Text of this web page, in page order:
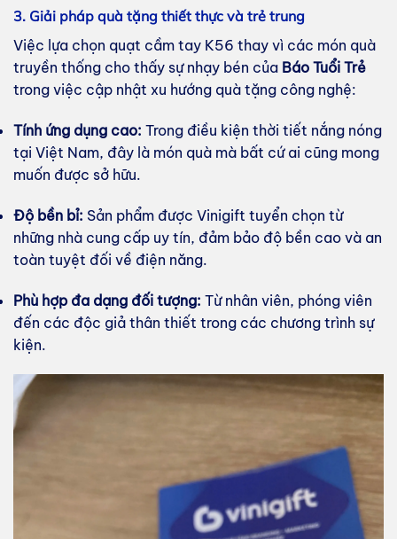
3. Giải pháp quà tặng thiết thực và trẻ trung
Việc lựa chọn quạt cầm tay K56 thay vì các món quà
truyền thống cho thấy sự nhạy bén của Báo Tuổi Trẻ
trong việc cập nhật xu hướng quà tặng công nghệ:
Tính ứng dụng cao: Trong điều kiện thời tiết nắng nóng
tại Việt Nam, đây là món quà mà bất cứ ai cũng mong
muốn được sở hữu.
Độ bền bỉ: Sản phẩm được Vinigift tuyển chọn từ
những nhà cung cấp uy tín, đảm bảo độ bền cao và an
toàn tuyệt đối về điện năng.
Phù hợp đa dạng đối tượng: Từ nhân viên, phóng viên
đến các độc giả thân thiết trong các chương trình sự
kiện.